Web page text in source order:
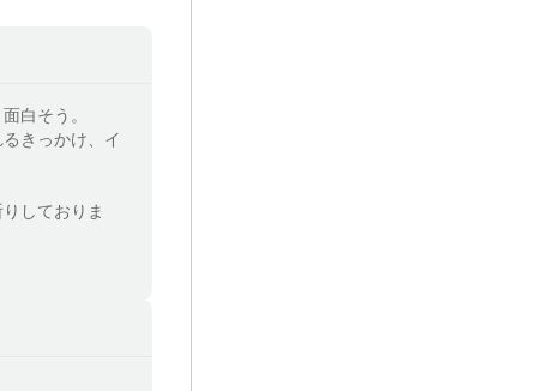
白そう。
きっかけ、イ
しておりま